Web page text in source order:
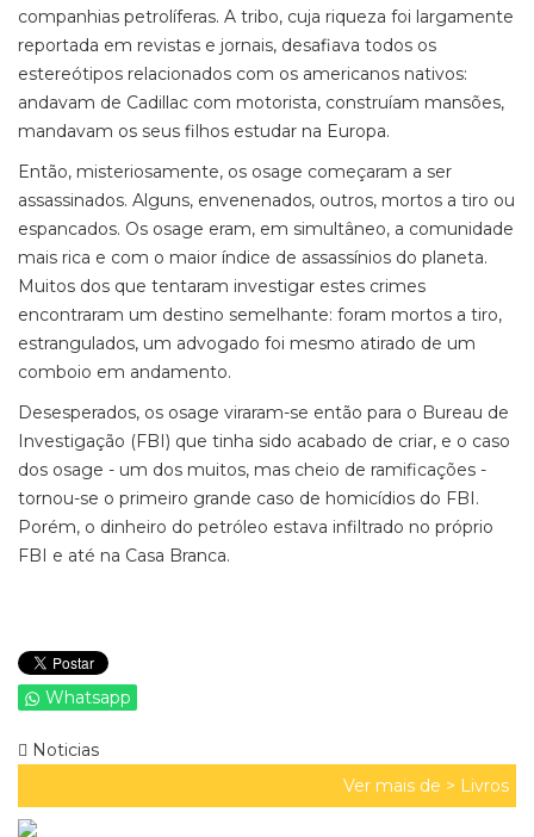
companhias petrolíferas. A tribo, cuja riqueza foi largamente
reportada em revistas e jornais, desafiava todos os
estereótipos relacionados com os americanos nativos:
andavam de Cadillac com motorista, construíam mansões,
mandavam os seus filhos estudar na Europa.
Então, misteriosamente, os osage começaram a ser
assassinados. Alguns, envenenados, outros, mortos a tiro ou
espancados. Os osage eram, em simultâneo, a comunidade
mais rica e com o maior índice de assassínios do planeta.
Muitos dos que tentaram investigar estes crimes
encontraram um destino semelhante: foram mortos a tiro,
estrangulados, um advogado foi mesmo atirado de um
comboio em andamento.
Desesperados, os osage viraram-se então para o Bureau de
Investigação (FBI) que tinha sido acabado de criar, e o caso
dos osage - um dos muitos, mas cheio de ramificações -
tornou-se o primeiro grande caso de homicídios do FBI.
Porém, o dinheiro do petróleo estava infiltrado no próprio
FBI e até na Casa Branca.
Whatsapp
Noticias
Ver mais de > Livros